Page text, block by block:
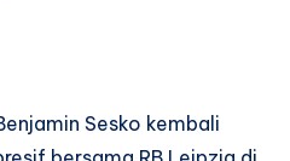
Sesko kembali